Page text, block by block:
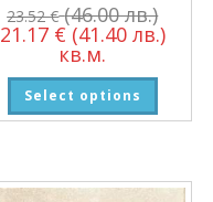
23.52€ (46.00 лв.)
21.17 € (41.40 лв.)
кв.м.
Select options